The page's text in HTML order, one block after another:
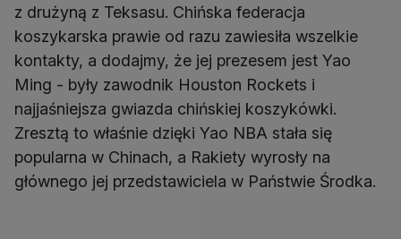
z drużyną z Teksasu. Chińska federacja
koszykarska prawie od razu zawiesiła wszelkie
kontakty, a dodajmy, że jej prezesem jest Yao
Ming - były zawodnik Houston Rockets i
najjaśniejsza gwiazda chińskiej koszykówki.
Zresztą to właśnie dzięki Yao NBA stała się
popularna w Chinach, a Rakiety wyrosły na
głównego jej przedstawiciela w Państwie Środka.